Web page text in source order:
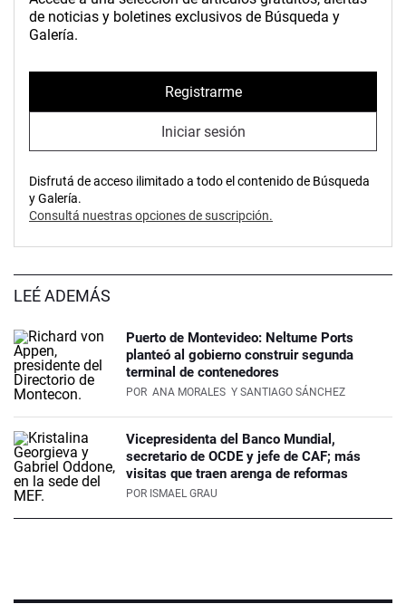
de noticias y boletines exclusivos de Búsqueda y
Galería.
Registrarme
Iniciar sesión
Disfrutá de acceso ilimitado a todo el contenido de Búsqueda
y Galería.
Consultá nuestras opciones de suscripción.
LEÉ ADEMÁS
Puerto de Montevideo: Neltume Ports
planteó al gobierno construir segunda
terminal de contenedores
POR ANA MORALES Y SANTIAGO SÁNCHEZ
Vicepresidenta del Banco Mundial,
secretario de OCDE y jefe de CAF; más
visitas que traen arenga de reformas
POR ISMAEL GRAU